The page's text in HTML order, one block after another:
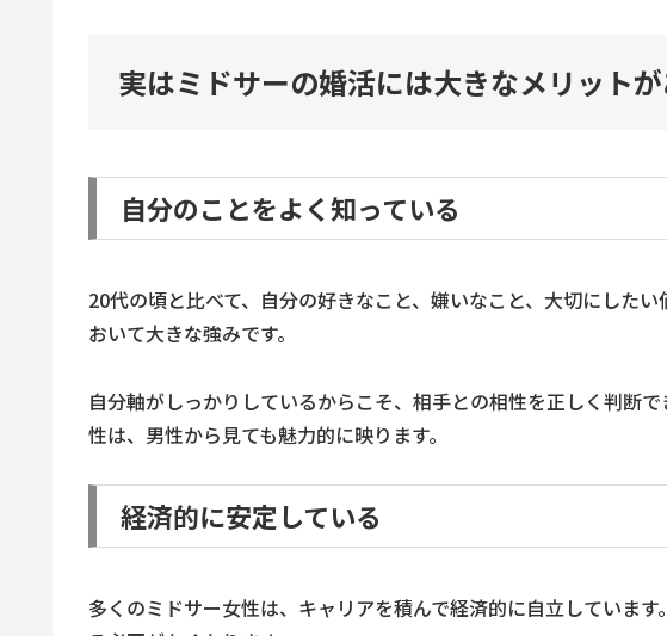
実はミドサーの婚活には大きなメリット
自分のことをよく知っている
20代の頃と比べて、自分の好きなこと、嫌いなこと、大切にした
おいて大きな強みです。
自分軸がしっかりしているからこそ、相手との相性を正しく判断
性は、男性から見ても魅力的に映ります。
経済的に安定している
多くのミドサー女性は、キャリアを積んで経済的に自立していま